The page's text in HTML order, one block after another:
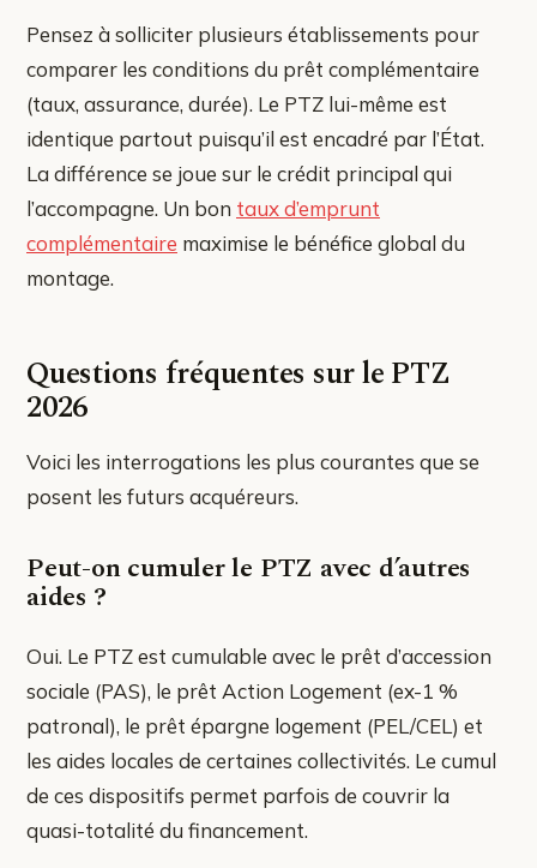
Pensez à solliciter plusieurs établissements pour
comparer les conditions du prêt complémentaire
(taux, assurance, durée). Le PTZ lui-même est
identique partout puisqu’il est encadré par l’État.
La différence se joue sur le crédit principal qui
l’accompagne. Un bon taux d’emprunt
complémentaire maximise le bénéfice global du
montage.
Questions fréquentes sur le PTZ
2026
Voici les interrogations les plus courantes que se
posent les futurs acquéreurs.
Peut-on cumuler le PTZ avec d’autres
aides ?
Oui. Le PTZ est cumulable avec le prêt d’accession
sociale (PAS), le prêt Action Logement (ex-1 %
patronal), le prêt épargne logement (PEL/CEL) et
les aides locales de certaines collectivités. Le cumul
de ces dispositifs permet parfois de couvrir la
quasi-totalité du financement.